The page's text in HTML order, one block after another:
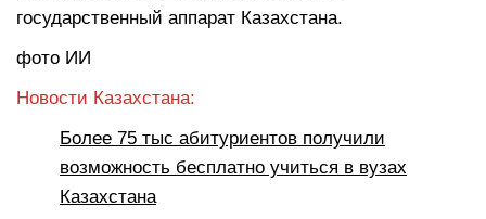
государственный аппарат Казахстана.
фото ИИ
Новости Казахстана:
Более 75 тыс абитуриентов получили
возможность бесплатно учиться в вузах
Казахстана